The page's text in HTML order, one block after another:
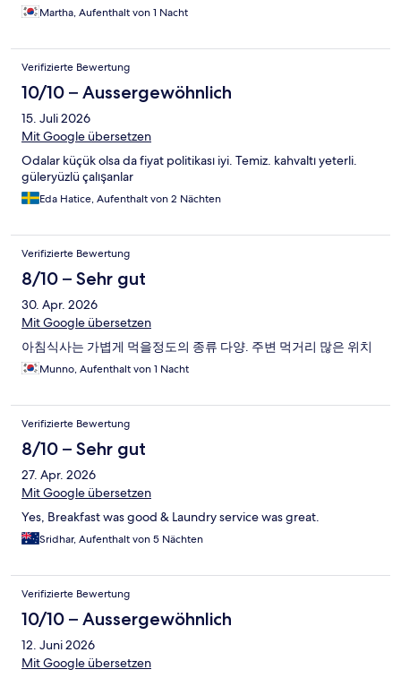
Martha, Aufenthalt von 1 Nacht
Verifizierte Bewertung
10/10 – Aussergewöhnlich
15. Juli 2026
Mit Google übersetzen
Odalar küçük olsa da fiyat politikası iyi. Temiz. kahvaltı yeterli.
güleryüzlü çalışanlar
Eda Hatice, Aufenthalt von 2 Nächten
Verifizierte Bewertung
8/10 – Sehr gut
30. Apr. 2026
Mit Google übersetzen
아침식사는 가볍게 먹을정도의 종류 다양. 주변 먹거리 많은 위치
Munno, Aufenthalt von 1 Nacht
Verifizierte Bewertung
8/10 – Sehr gut
27. Apr. 2026
Mit Google übersetzen
Yes, Breakfast was good & Laundry service was great.
Sridhar, Aufenthalt von 5 Nächten
Verifizierte Bewertung
10/10 – Aussergewöhnlich
12. Juni 2026
Mit Google übersetzen